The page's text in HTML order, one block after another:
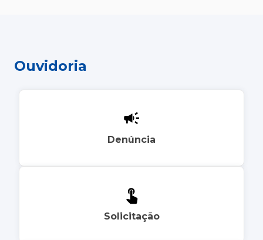
Ouvidoria
Denúncia
Solicitação